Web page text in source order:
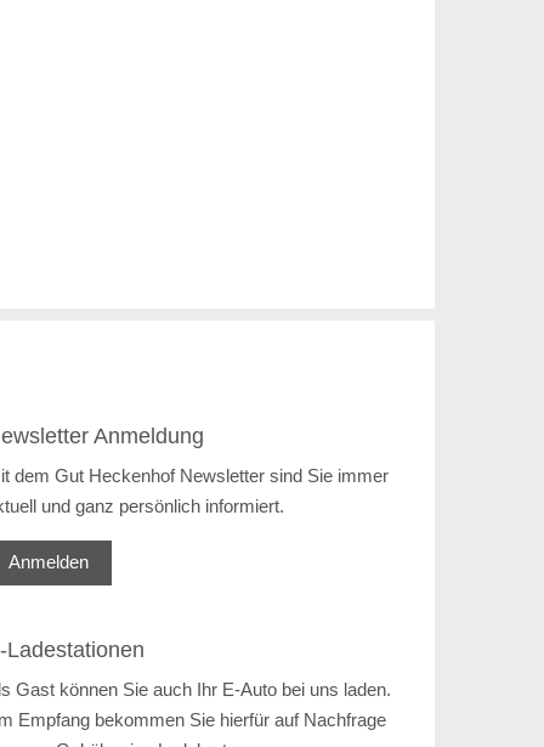
Anmeldung
dem Gut Heckenhof Newsletter sind Sie immer
und ganz persönlich informiert.
Anmelden
Ladestationen
Gast können Sie auch Ihr E-Auto bei uns laden.
Empfang bekommen Sie hierfür auf Nachfrage